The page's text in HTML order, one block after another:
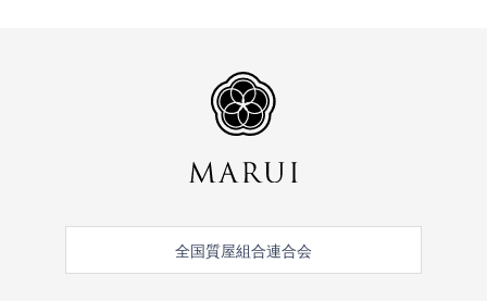
全国質屋組合連合会